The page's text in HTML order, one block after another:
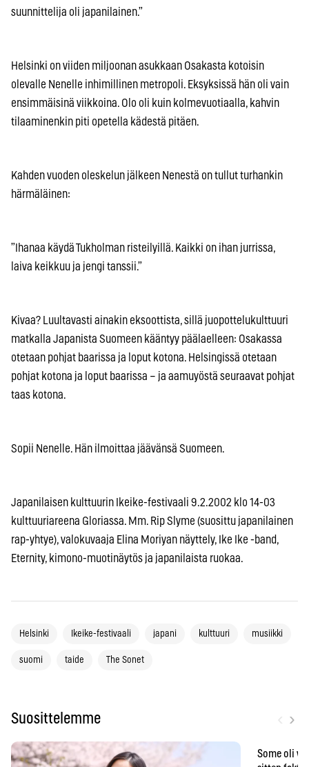
suunnittelija oli japanilainen.”
Helsinki on viiden miljoonan asukkaan Osakasta kotoisin
olevalle Nenelle inhimillinen metropoli. Eksyksissä hän oli vain
ensimmäisinä viikkoina. Olo oli kuin kolmevuotiaalla, kahvin
tilaaminenkin piti opetella kädestä pitäen.
Kahden vuoden oleskelun jälkeen Nenestä on tullut turhankin
härmäläinen:
”Ihanaa käydä Tukholman risteilyillä. Kaikki on ihan jurrissa,
laiva keikkuu ja jengi tanssii.”
Kivaa? Luultavasti ainakin eksoottista, sillä juopottelukulttuuri
matkalla Japanista Suomeen kääntyy päälaelleen: Osakassa
otetaan pohjat baarissa ja loput kotona. Helsingissä otetaan
pohjat kotona ja loput baarissa – ja aamuyöstä seuraavat pohjat
taas kotona.
Sopii Nenelle. Hän ilmoittaa jäävänsä Suomeen.
Japanilaisen kulttuurin Ikeike-festivaali 9.2.2002 klo 14-03
kulttuuriareena Gloriassa. Mm. Rip Slyme (suosittu japanilainen
rap-yhtye), valokuvaaja Elina Moriyan näyttely, Ike Ike -band,
Eternity, kimono-muotinäytös ja japanilaista ruokaa.
Helsinki Ikeike-festivaali japani kulttuuri musiikki
suomi taide The Sonet
Suosittelemme ›
Some oli